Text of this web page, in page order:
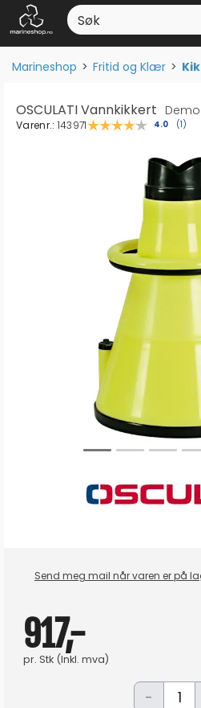
Marineshop>Fritid og Klær>
OSCULATI Vannkikkert
Varenr.: 143971 4.0 (1)
Send meg mail når varen er på
917,-
pr. Stk (Inkl. mva)
-